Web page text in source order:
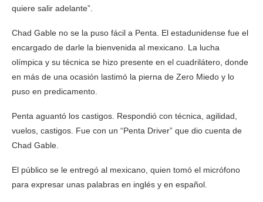
quiere salir adelante”.
Chad Gable no se la puso fácil a Penta. El estadunidense fue el
encargado de darle la bienvenida al mexicano. La lucha
olímpica y su técnica se hizo presente en el cuadrilátero, donde
en más de una ocasión lastimó la pierna de Zero Miedo y lo
puso en predicamento.
Penta aguantó los castigos. Respondió con técnica, agilidad,
vuelos, castigos. Fue con un “Penta Driver” que dio cuenta de
Chad Gable.
El público se le entregó al mexicano, quien tomó el micrófono
para expresar unas palabras en inglés y en español.